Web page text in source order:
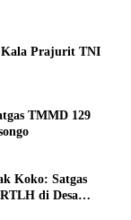
Kala Prajurit TNI
TMMD 129
Koko: Satgas
di Desa